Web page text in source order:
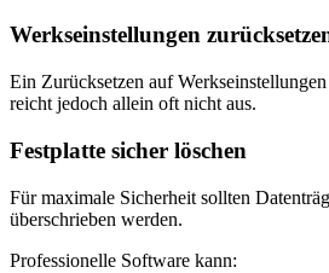
Werkseinstellungen
Ein Zurücksetzen auf
reicht jedoch allein oft nicht aus.
Festplatte sicher löschen
Für maximale Sicherheit sollten
überschrieben werden.
Professionelle Software kann: